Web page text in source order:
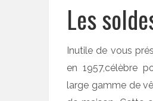
Les
Inutile de vous
en 1957,célèbre
large gamme de